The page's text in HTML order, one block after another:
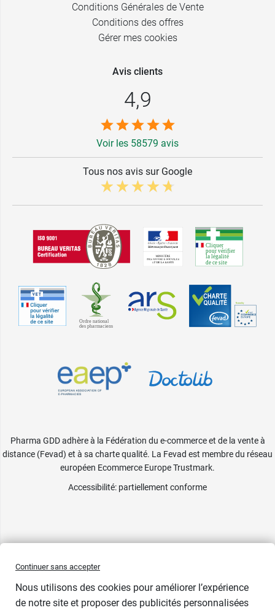
Conditions Générales de Vente
Conditions des offres
Gérer mes cookies
Avis clients
4,9
Voir les 58579 avis
Tous nos avis sur Google
Pharma GDD adhère à la Fédération du e-commerce et de la vente à
distance (Fevad) et à sa charte qualité. La Fevad est membre du réseau
européen Ecommerce Europe Trustmark.
Accessibilité: partiellement conforme
Continuer sans accepter
Nous utilisons des cookies pour améliorer l’expérience
de notre site et proposer des publicités personnalisées